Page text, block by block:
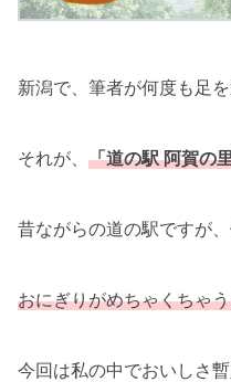
新潟で、筆者が何度も足
それが、 「道の駅 阿賀の
昔ながらの道の駅ですが、
おにぎりがめちゃくちゃ
今回は私の中でおいしさ